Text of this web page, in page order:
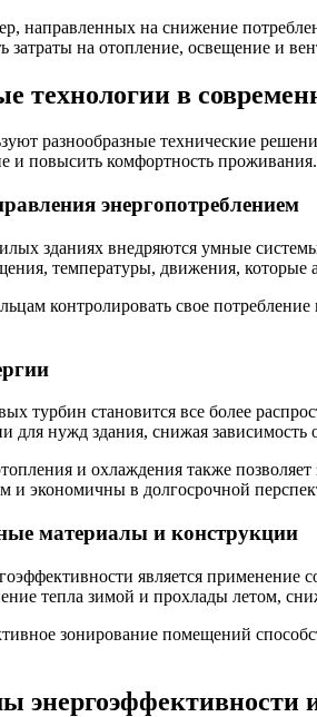
направленных на снижение
затраты на отопление, освещение и
технологии в
разнообразные технические
и повысить комфортность проживания.
энергопотреблением
зданиях внедряются умные
температуры, движения, которые
контролировать свое
турбин становится все более
для нужд здания, снижая зависимость
и охлаждения также
и экономичны в долгосрочной
материалы и конструкции
является применение
тепла зимой и прохлады летом,
зонирование помещений
энергоэффективности